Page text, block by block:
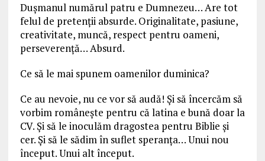
Dușmanul numărul patru e Dumnezeu… Are tot
felul de pretenții absurde. Originalitate, pasiune,
creativitate, muncă, respect pentru oameni,
perseverență… Absurd.
Ce să le mai spunem oamenilor duminica?
Ce au nevoie, nu ce vor să audă! Și să încercăm să
vorbim românește pentru că latina e bună doar la
CV. Și să le inoculăm dragostea pentru Biblie și
cer. Și să le sădim în suflet speranța… Unui nou
început. Unui alt început.